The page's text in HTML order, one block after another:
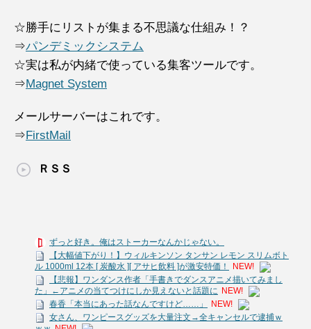
☆勝手にリストが集まる不思議な仕組み！？
⇒パンデミックシステム
☆実は私が内緒で使っている集客ツールです。
⇒Magnet System
メールサーバーはこれです。
⇒FirstMail
ＲＳＳ
ずっと好き。俺はストーカーなんかじゃない。
【大幅値下がり！】ウィルキンソン タンサン レモン スリムボト
ル 1000ml 12本 [ 炭酸水 ][ アサヒ飲料 ]が激安特価！
NEW!
【悲報】ワンダンス作者「手書きでダンスアニメ描いてみまし
た」←アニメの当てつけにしか見えないと話題に NEW!
春香「本当にあった話なんですけど……」
NEW!
女さん、ワンピースグッズを大量注文→全キャンセルで逮捕ｗ